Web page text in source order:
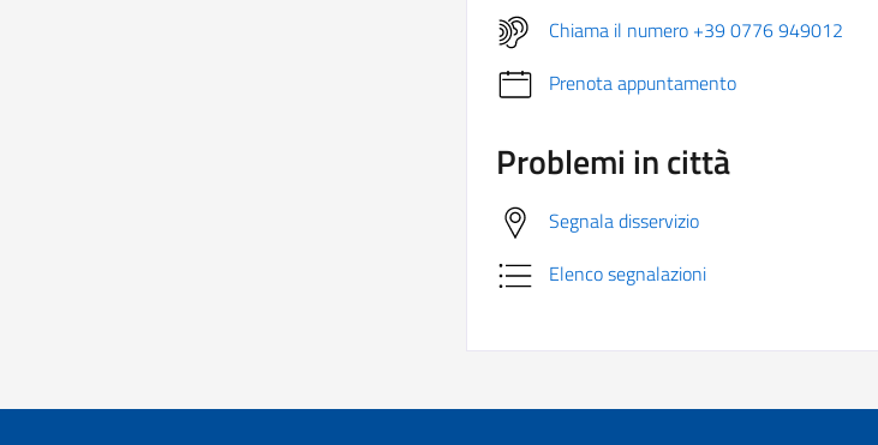
Chiama il numero +39 0776 949012
Prenota appuntamento
Problemi in città
Segnala disservizio
Elenco segnalazioni